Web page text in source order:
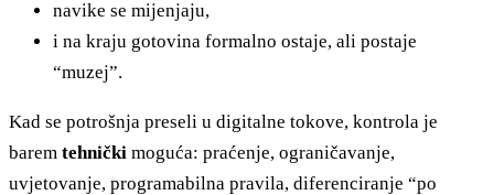
navike se mijenjaju,
i na kraju gotovina formalno ostaje, ali postaje
“muzej”.
Kad se potrošnja preseli u digitalne tokove, kontrola je
barem tehnički moguća: praćenje, ograničavanje,
uvjetovanje, programabilna pravila, diferenciranje “po